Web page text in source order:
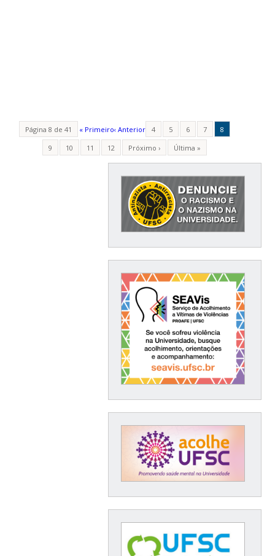
Página 8 de 41 « Primeiro‹ Anterior 4 5 6 7
8
9
10 11 12 Próximo › Última »